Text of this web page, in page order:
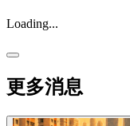
Loading...
更多消息